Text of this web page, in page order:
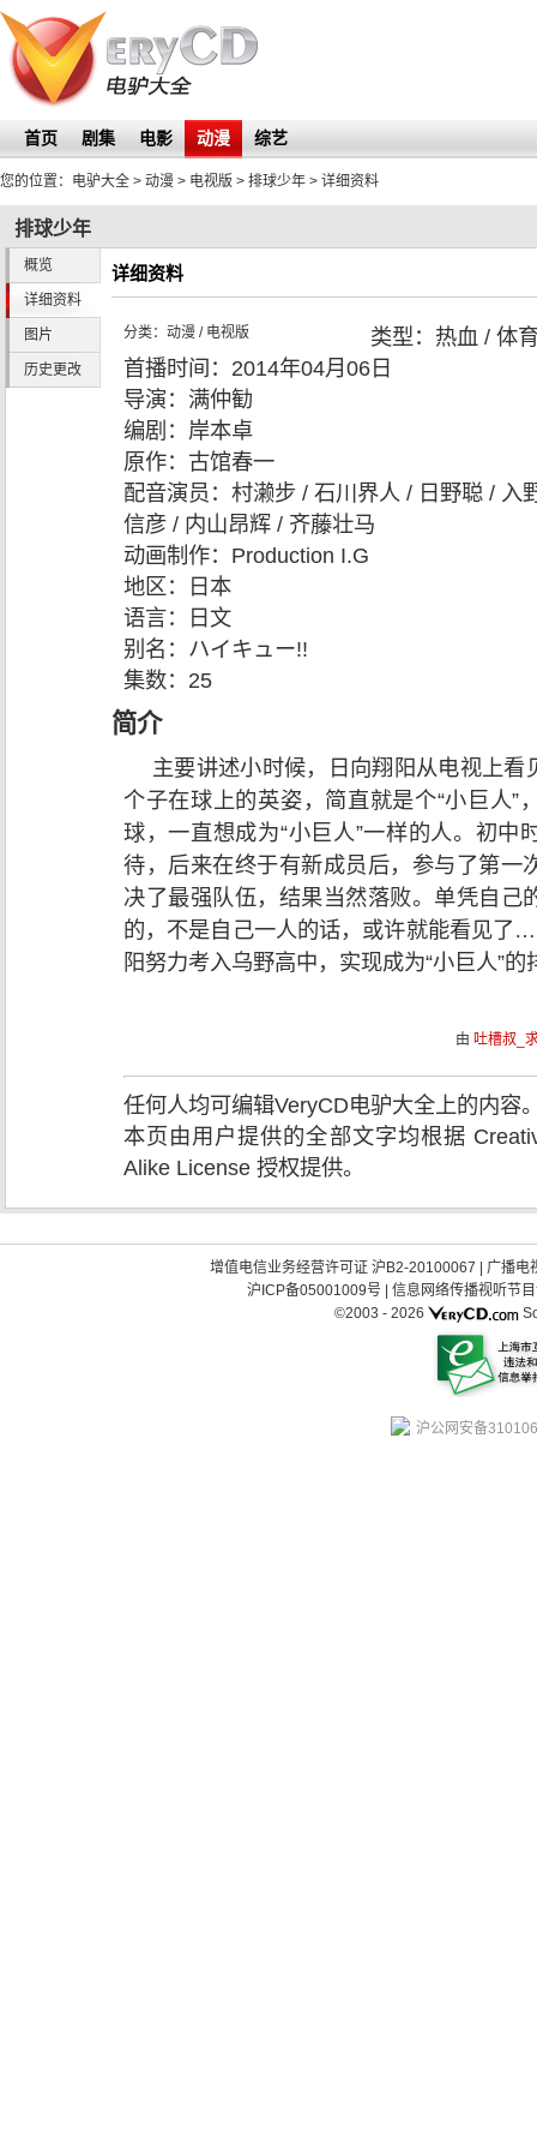
首页 剧集 电影 动漫 综艺
您的位置： 电驴大全 > 动漫 > 电视版 > 排球少年 > 详细资料
排球少年
概览
详细资料
图片
历史更改
详细资料
分类： 动漫 / 电视版 类型： 热血 / 体
首播时间： 2014年04月06日
导演： 满仲勧
编剧： 岸本卓
原作： 古馆春一
配音演员： 村濑步 / 石川界人 / 日野聪 / 入
信彦 / 内山昂辉 / 齐藤壮马
动画制作： Production I.G
地区：
日本
语言：
日文
别名： ハイキュー!!
集数： 25
简介
主要讲述小时候，日向翔阳从电视上
个子在球上的英姿，简直就是个“小巨人”
球，一直想成为“小巨人”一样的人。初中
待，后来在终于有新成员后，参与了第一
决了最强队伍，结果当然落败。单凭自己
的，不是自己一人的话，或许就能看见了
阳努力考入乌野高中，实现成为“小巨人”的
由 吐槽叔_
任何人均可编辑VeryCD电驴大全上的内容
本页由用户提供的全部文字均根据
Alike License 授权提供。
增值电信业务经营许可证 沪B2-20100067
广播电
沪ICP备05001009号| 信息网络传播视听节
©2003 - 2026
沪公网安备